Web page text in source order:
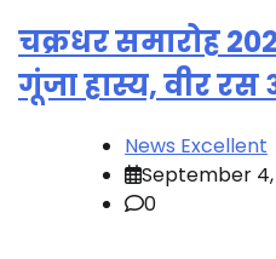
चक्रधर समारोह
गूंजा हास्य, वीर
News Excellent
September
0